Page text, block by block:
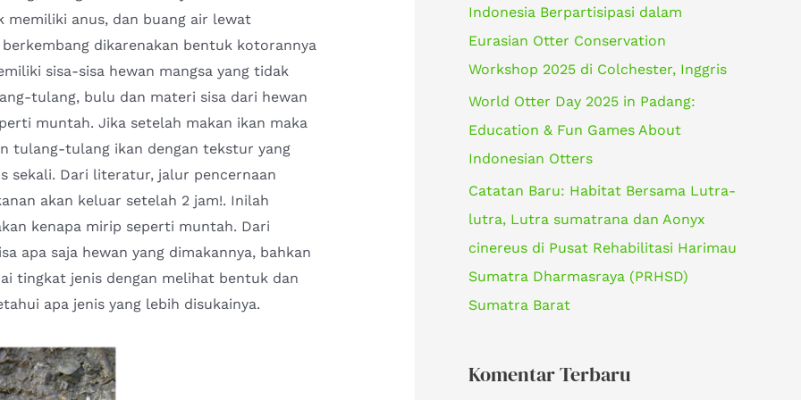
memiliki anus, dan buang air lewat
dikarenakan bentuk kotorannya
sisa-sisa hewan mangsa yang tidak
tulang, bulu dan materi sisa dari hewan
muntah. Jika setelah makan ikan maka
tulang-tulang ikan dengan tekstur yang
sekali. Dari literatur, jalur pencernaan
akan keluar setelah 2 jam!. Inilah
kenapa mirip seperti muntah. Dari
apa saja hewan yang dimakannya, bahkan
tingkat jenis dengan melihat bentuk dan
apa jenis yang lebih disukainya.
k
:
Indonesia Berpartisipasi dalam
Eurasian Otter Conservation
Workshop 2025 di Colchester, Inggris
World Otter Day 2025 in Padang:
Education & Fun Games About
Indonesian Otters
Catatan Baru: Habitat Bersama Lutra-
lutra, Lutra sumatrana dan Aonyx
cinereus di Pusat Rehabilitasi Harimau
Sumatra Dharmasraya (PRHSD)
Sumatra Barat
Komentar Terbaru